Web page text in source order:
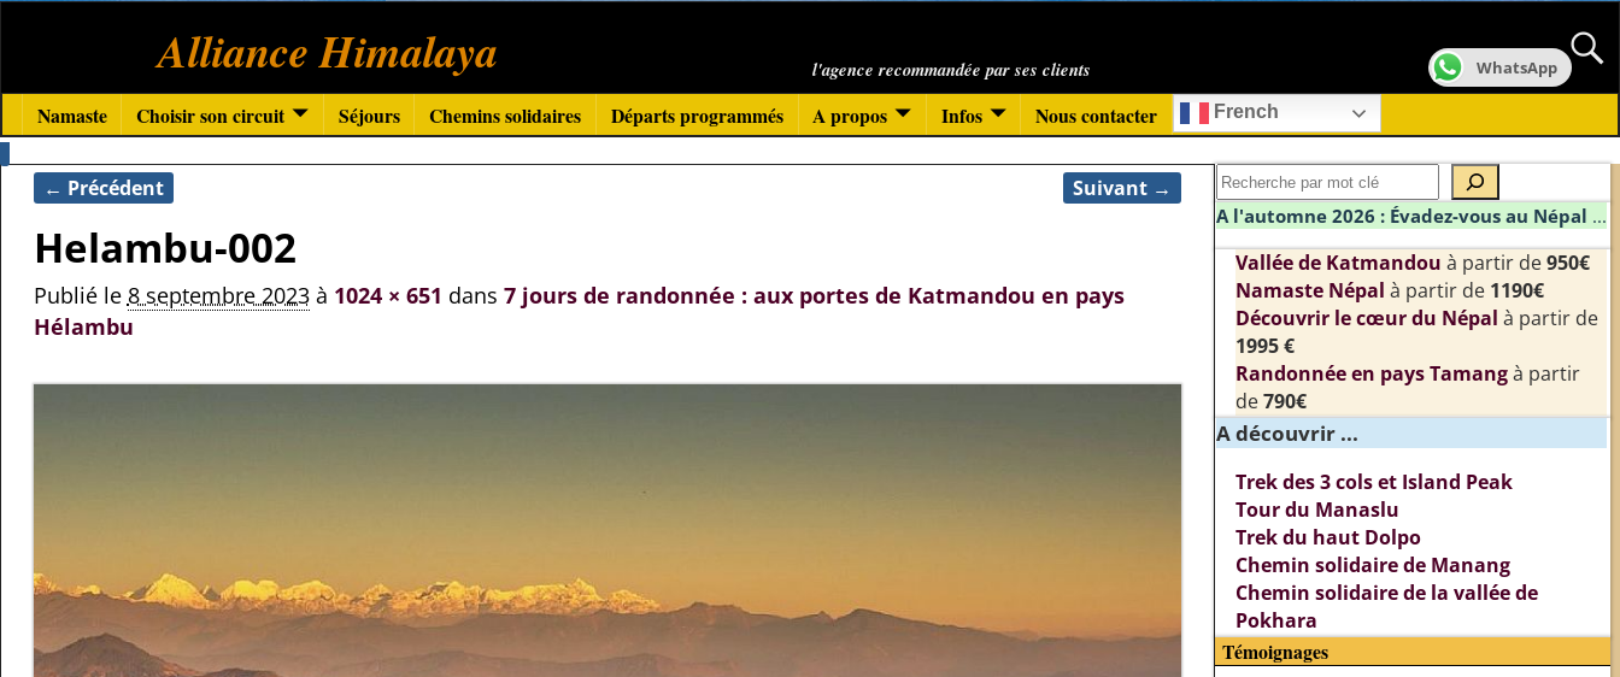
Alliance Himalaya l'agence recommandée par ses clients
Namaste Choisir son circuit Séjours Chemins solidaires Départs programmés A propos Infos Nous contacter French
Navigation des images
← Précédent Suivant →
Helambu-002
Publié le 8 septembre 2023à 1024 × 651 dans 7 jours de randonnée : aux portes de Katmandou en pays
Hélambu
A l'automne 2026 : Évadez-vous au Népal ...
Vallée de Katmandou à partir de950€
Namaste Népal à partir de 1190€
Découvrir le cœur du Népal à partir de
1995 €
Randonnée en pays Tamangà partir
de790€
A découvrir ...
Trek des 3 cols et Island Peak
Tour du Manaslu
Trek du haut Dolpo
Chemin solidaire de Manang
Chemin solidaire de la vallée de
Pokhara
Témoignages
WhatsApp